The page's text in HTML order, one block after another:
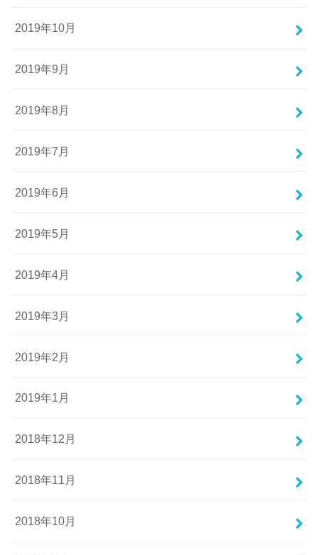
2019年10月
2019年9月
2019年8月
2019年7月
2019年6月
2019年5月
2019年4月
2019年3月
2019年2月
2019年1月
2018年12月
2018年11月
2018年10月